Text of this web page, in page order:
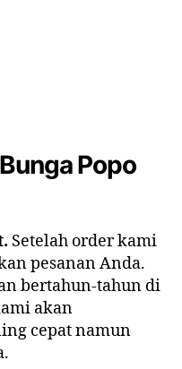
Popo
Setelah order kami
pesanan Anda.
bertahun-tahun di
akan
cepat namun